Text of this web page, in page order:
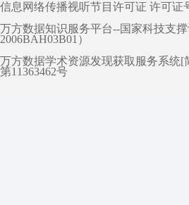
信息网络传播视听节目许可证 许可证
万方数据知识服务平台--国家科技支
2006BAH03B01）
万方数据学术资源发现获取服务系统
第11363462号